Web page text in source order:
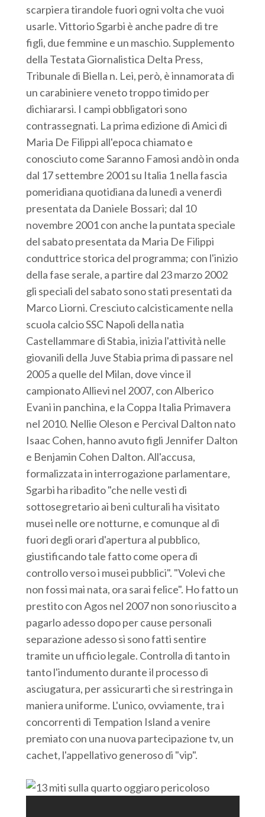
scarpiera tirandole fuori ogni volta che vuoi
usarle. Vittorio Sgarbi è anche padre di tre
figli, due femmine e un maschio. Supplemento
della Testata Giornalistica Delta Press,
Tribunale di Biella n. Lei, però, è innamorata di
un carabiniere veneto troppo timido per
dichiararsi. I campi obbligatori sono
contrassegnati. La prima edizione di Amici di
Maria De Filippi all'epoca chiamato e
conosciuto come Saranno Famosi andò in onda
dal 17 settembre 2001 su Italia 1 nella fascia
pomeridiana quotidiana da lunedì a venerdì
presentata da Daniele Bossari; dal 10
novembre 2001 con anche la puntata speciale
del sabato presentata da Maria De Filippi
conduttrice storica del programma; con l'inizio
della fase serale, a partire dal 23 marzo 2002
gli speciali del sabato sono stati presentati da
Marco Liorni. Cresciuto calcisticamente nella
scuola calcio SSC Napoli della natìa
Castellammare di Stabia, inizia l'attività nelle
giovanili della Juve Stabia prima di passare nel
2005 a quelle del Milan, dove vince il
campionato Allievi nel 2007, con Alberico
Evani in panchina, e la Coppa Italia Primavera
nel 2010. Nellie Oleson e Percival Dalton nato
Isaac Cohen, hanno avuto figli Jennifer Dalton
e Benjamin Cohen Dalton. All'accusa,
formalizzata in interrogazione parlamentare,
Sgarbi ha ribadito "che nelle vesti di
sottosegretario ai beni culturali ha visitato
musei nelle ore notturne, e comunque al di
fuori degli orari d'apertura al pubblico,
giustificando tale fatto come opera di
controllo verso i musei pubblici". "Volevi che
non fossi mai nata, ora sarai felice". Ho fatto un
prestito con Agos nel 2007 non sono riuscito a
pagarlo adesso dopo per cause personali
separazione adesso si sono fatti sentire
tramite un ufficio legale. Controlla di tanto in
tanto l'indumento durante il processo di
asciugatura, per assicurarti che si restringa in
maniera uniforme. L'unico, ovviamente, tra i
concorrenti di Tempation Island a venire
premiato con una nuova partecipazione tv, un
cachet, l'appellativo generoso di "vip".